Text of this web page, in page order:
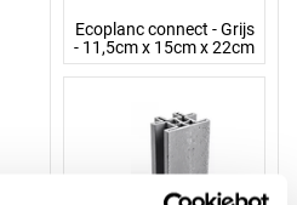
Ecoplanc connect - Grijs
- 11,5cm x 15cm x 22cm